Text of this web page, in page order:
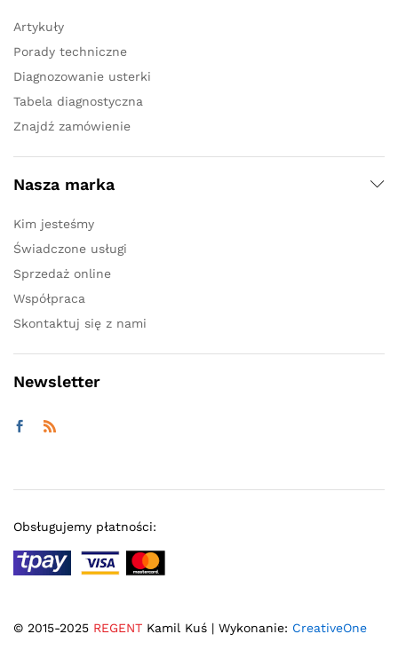
Artykuły
Porady techniczne
Diagnozowanie usterki
Tabela diagnostyczna
Znajdź zamówienie
Nasza marka
Kim jesteśmy
Świadczone usługi
Sprzedaż online
Współpraca
Skontaktuj się z nami
Newsletter
© 2015-2025 REGENT Kamil Kuś | Wykonanie: CreativeOne
Obsługujemy płatności: